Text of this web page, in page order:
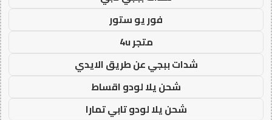
فور يو ستور
متجر 4u
شدات ببجي عن طريق الايدي
شحن يلا لودو اقساط
شحن يلا لودو تابي تمارا